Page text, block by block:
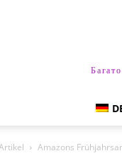
Amazons